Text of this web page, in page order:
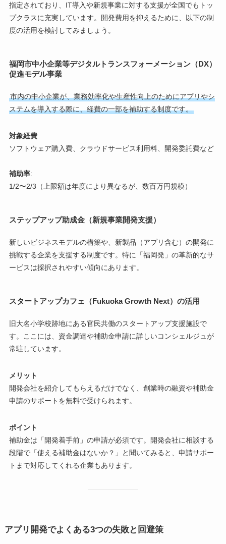
指定されており、IT導入や新規事業に対する支援が全国でもトッ
プクラスに充実しています。開発費用を抑えるために、以下の制
度の活用を検討してみましょう。
福岡市中小企業等デジタルトランスフォーメーション（DX）
促進モデル事業
市内の中小企業が、業務効率化や生産性向上のためにアプリやシ
ステムを導入する際に、経費の一部を補助する制度です。
対象経費
ソフトウェア購入費、クラウドサービス利用料、開発委託費など
補助率:
1/2〜2/3（上限額は年度により異なるが、数百万円規模）
ステップアップ助成金（新規事業開発支援）
新しいビジネスモデルの構築や、新製品（アプリ含む）の開発に
挑戦する企業を支援する制度です。特に「福岡発」の革新的なサ
ービスは採択されやすい傾向にあります。
スタートアップカフェ（Fukuoka Growth Next）の活用
旧大名小学校跡地にある官民共働のスタートアップ支援施設で
す。ここには、資金調達や補助金申請に詳しいコンシェルジュが
常駐しています。
メリット
開発会社を紹介してもらえるだけでなく、創業時の融資や補助金
申請のサポートを無料で受けられます。
ポイント
補助金は「開発着手前」の申請が必須です。開発会社に相談する
段階で「使える補助金はないか？」と聞いてみると、申請サポー
トまで対応してくれる企業もあります。
アプリ開発でよくある3つの失敗と回避策